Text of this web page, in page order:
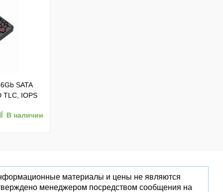
SATA
TLC, IOPS
В наличии
материалы и цены не являются
менеджером посредством сообщения на